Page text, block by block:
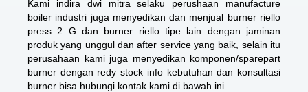
Kami indira dwi mitra selaku perushaan manufacture
boiler industri juga menyedikan dan menjual burner riello
press 2 G dan burner riello tipe lain dengan jaminan
produk yang unggul dan after service yang baik, selain itu
perusahaan kami juga menyedikan komponen/sparepart
burner dengan redy stock info kebutuhan dan konsultasi
burner bisa hubungi kontak kami di bawah ini.